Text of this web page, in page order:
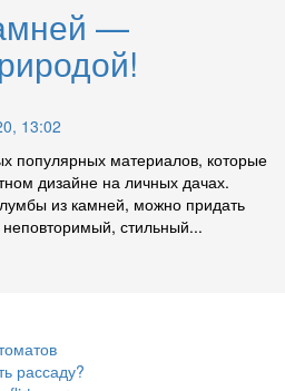
—
13:02
популярных материалов, которые
дизайне на личных дачах.
из камней, можно придать
неповторимый, стильный...
рассаду?